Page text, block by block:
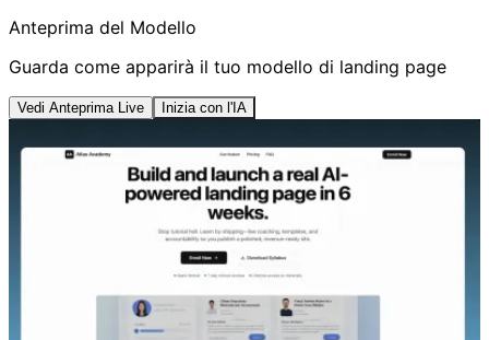
Anteprima del Modello
Guarda come apparirà il tuo modello di landing page
Vedi Anteprima Live Inizia con l'IA